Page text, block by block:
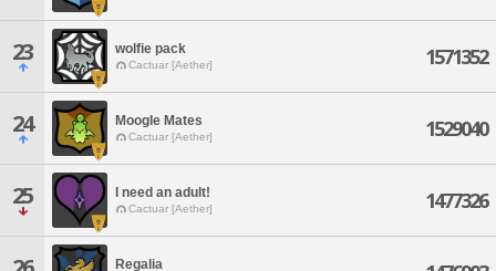
23 wolfie pack
Cactuar [Aether] 1571352
24 Moogle Mates
Cactuar [Aether] 1529040
25 I need an adult!
Cactuar [Aether] 1477326
Regalia